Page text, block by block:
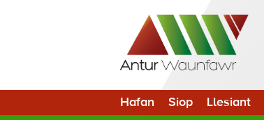
Hafan Siop Llesiant